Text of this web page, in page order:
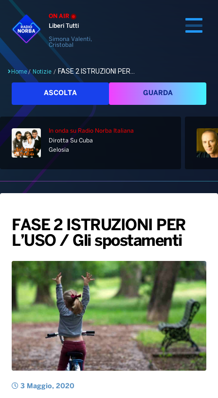
ON AIR
Liberi Tutti
Simona Valenti,
Cristobal
Home
Palinsesto
Hit Dance
Giochi&Concorsi
PALATOUR
Notizie
Locali
Musica e Spettacolo
Sport
Radio Norba Consiglia
Leggerissime
Playlist
Generale
Novità
Notiziario
Interviste
Oroscopo
Speciale Astrabilia 2026
Gallery
Radio Norba News TV
Voce al Bari
Battiti Live 2026
Gallery
Home/ Notizie / FASE 2 ISTRUZIONI PER...
ASCOLTA GUARDA
In onda su Radio Norba Italiana
Dirotta Su Cuba
Gelosia
FASE 2 ISTRUZIONI PER
L’USO / Gli spostamenti
3 Maggio, 2020